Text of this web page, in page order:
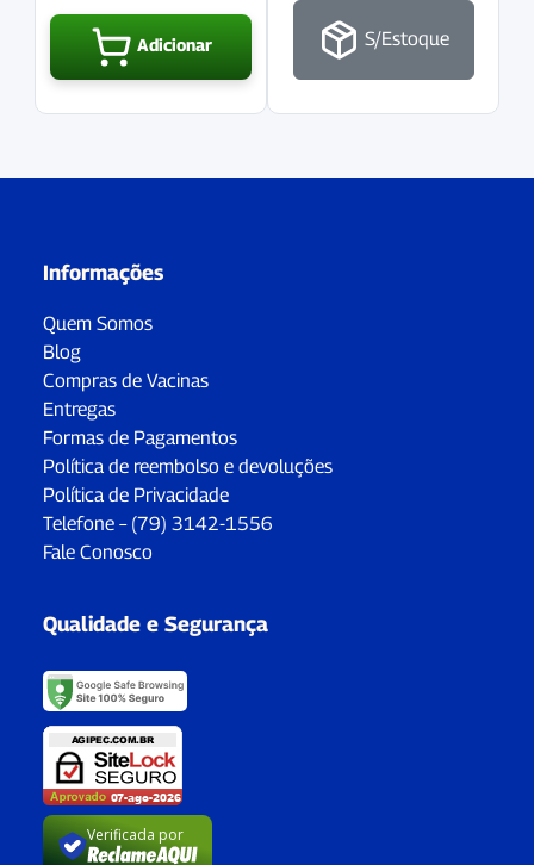
Adicionar S/Estoque
Informações
Quem Somos
Blog
Compras de Vacinas
Entregas
Formas de Pagamentos
Política de reembolso e devoluções
Política de Privacidade
Telefone – (79) 3142-1556
Fale Conosco
Qualidade e Segurança
Verificada por